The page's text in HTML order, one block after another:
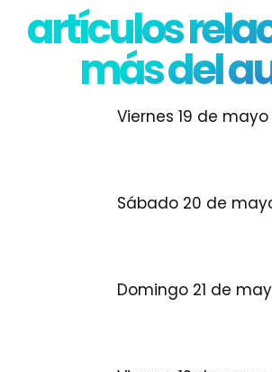
artículos
más del
Viernes 19 de mayo
Sábado 20 de
Domingo 21 de